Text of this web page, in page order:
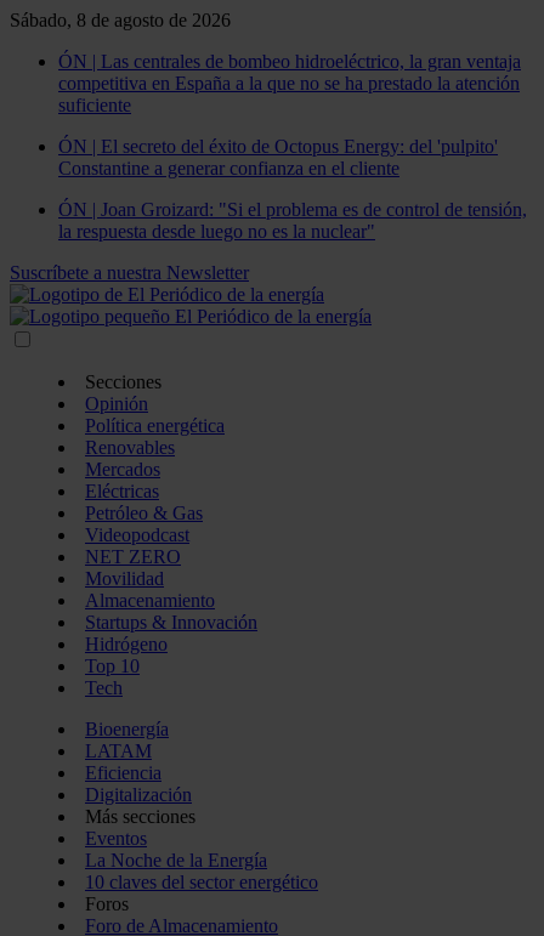
Sábado, 8 de agosto de 2026
ÓN | Las centrales de bombeo hidroeléctrico, la gran ventaja
competitiva en España a la que no se ha prestado la atención
suficiente
ÓN | El secreto del éxito de Octopus Energy: del 'pulpito'
Constantine a generar confianza en el cliente
ÓN | Joan Groizard: "Si el problema es de control de tensión,
la respuesta desde luego no es la nuclear"
Suscríbete a nuestra Newsletter
Secciones
Opinión
Política energética
Renovables
Mercados
Eléctricas
Petróleo & Gas
Videopodcast
NET ZERO
Movilidad
Almacenamiento
Startups & Innovación
Hidrógeno
Top 10
Tech
Bioenergía
LATAM
Eficiencia
Digitalización
Más secciones
Eventos
La Noche de la Energía
10 claves del sector energético
Foros
Foro de Almacenamiento